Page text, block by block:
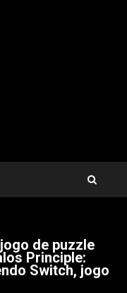
de puzzle
Principle:
Switch, jogo